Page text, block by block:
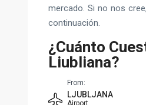
mercado. Si no nos
continuación.
¿Cuánto
Liubliana?
From:
LJUBLJANA